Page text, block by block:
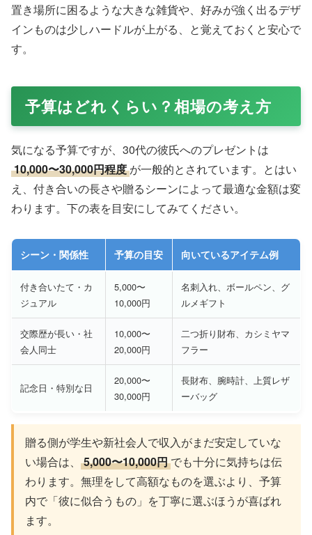
置き場所に困るような大きな雑貨や、好みが強く出るデザ
インものは少しハードルが上がる、と覚えておくと安心で
す。
予算はどれくらい？相場の考え方
気になる予算ですが、30代の彼氏へのプレゼントは
10,000〜30,000円程度 が一般的とされています。とはい
え、付き合いの長さや贈るシーンによって最適な金額は変
わります。下の表を目安にしてみてください。
シーン・関係性 予算の目安 向いているアイテム例
付き合いたて・カ
ジュアル
5,000〜
10,000円
名刺入れ、ボールペン、グ
ルメギフト
交際歴が長い・社
会人同士
10,000〜
20,000円
二つ折り財布、カシミヤマ
フラー
記念日・特別な日
20,000〜
30,000円
長財布、腕時計、上質レザ
ーバッグ
贈る側が学生や新社会人で収入がまだ安定していな
い場合は、
5,000〜10,000円 でも十分に気持ちは伝
わります。無理をして高額なものを選ぶより、予算
内で「彼に似合うもの」を丁寧に選ぶほうが喜ばれ
ます。